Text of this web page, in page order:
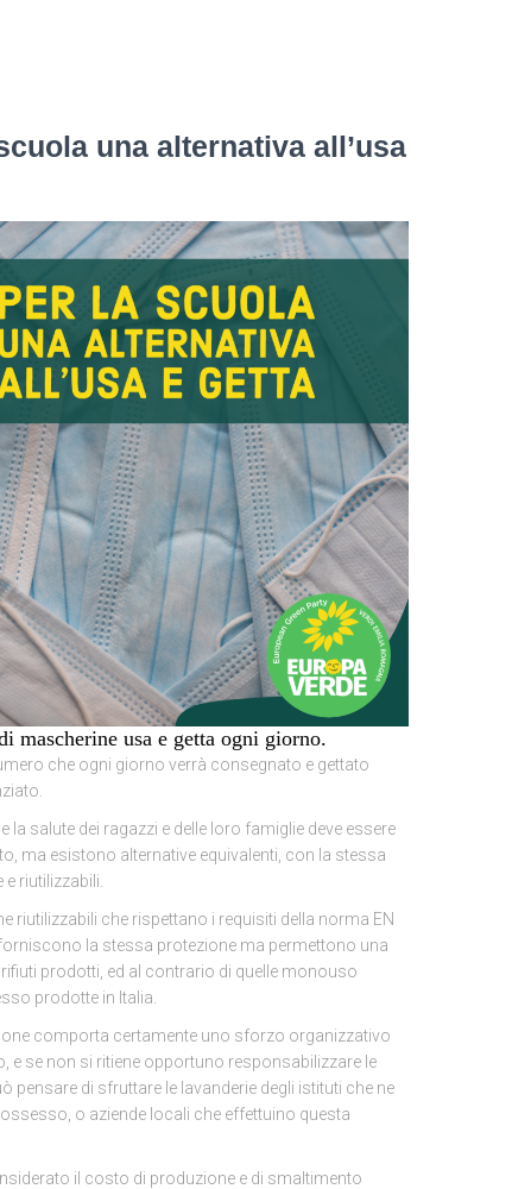
una alternativa all’usa
mascherine usa e getta ogni giorno.
che ogni giorno verrà consegnato e gettato
e la salute dei ragazzi e delle loro famiglie deve essere
ma esistono alternative equivalenti, con la stessa
riutilizzabili.
riutilizzabili che rispettano i requisiti della norma EN
la stessa protezione ma permettono una
prodotti, ed al contrario di quelle monouso
prodotte in Italia.
comporta certamente uno sforzo organizzativo
e se non si ritiene opportuno responsabilizzare le
pensare di sfruttare le lavanderie degli istituti che ne
o aziende locali che effettuino questa
il costo di produzione e di smaltimento